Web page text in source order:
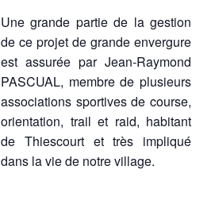
Une grande partie de la gestion
de ce projet de grande envergure
est assurée par Jean-Raymond
PASCUAL, membre de plusieurs
associations sportives de course,
orientation, trail et raid, habitant
de Thiescourt et très impliqué
dans la vie de notre village.